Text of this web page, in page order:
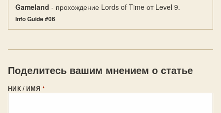
Gameland - прохождение Lords of Time от Level 9.
Info Guide #06
Поделитесь вашим мнением о статье
НИК / ИМЯ *